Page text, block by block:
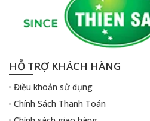
HỖ TRỢ KHÁCH HÀNG
Điều khoản sử dụng
Chính Sách Thanh Toán